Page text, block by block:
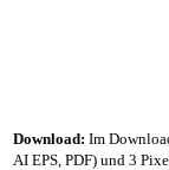
Download: Im
AI EPS, PDF) und 3